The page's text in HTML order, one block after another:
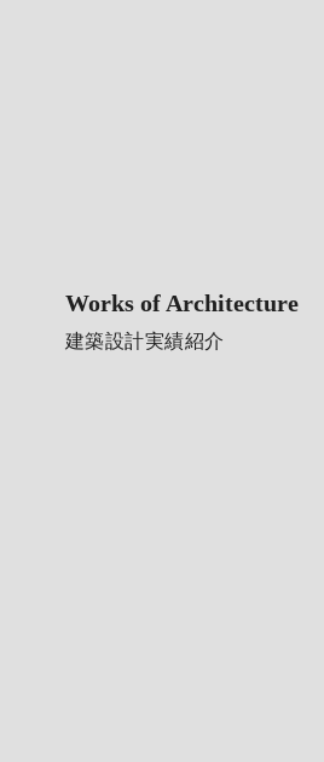
Works of Architecture
建築設計実績紹介